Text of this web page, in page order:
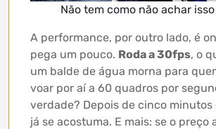
Não tem como não achar
A performance, por outro lado, é
pega um pouco. Roda a 30fps, o
um balde de água morna para
voar por aí a 60 quadros por
verdade? Depois de cinco minutos
já se acostuma. E mais: se o preço